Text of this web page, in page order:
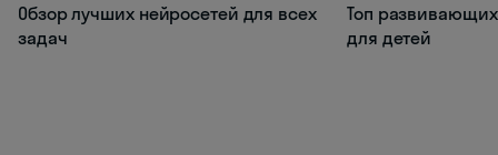
Обзор лучших нейросетей для всех
задач
Топ
для детей